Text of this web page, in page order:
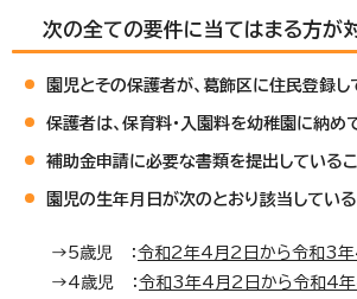
次の全ての要件に当てはまる方が対
園児とその保護者が、葛飾区に住民登録し
保護者は、保育料・入園料を幼稚園に納め
補助金申請に必要な書類を提出している
園児の生年月日が次のとおり該当してい
→5歳児 ：令和2年4月2日から令和3
→4歳児 ：令和3年4月2日から令和4